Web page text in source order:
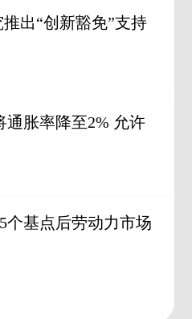
出“创新豁免”支持
通胀率降至2% 允许
个基点后劳动力市场